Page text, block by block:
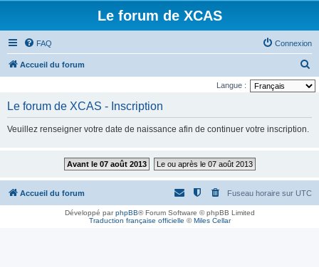
Le forum de XCAS
FAQ Connexion
Accueil du forum
e
h
Langue :
Le forum de XCAS - Inscription
Veuillez renseigner votre date de naissance afin de continuer votre inscription.
Avant le 07 août 2013 Le ou après le 07 août 2013
Accueil du forum Fuseau horaire sur UTC
Développé parphpBB® Forum Software © phpBB Limited
Traduction française officielle ©Miles Cellar